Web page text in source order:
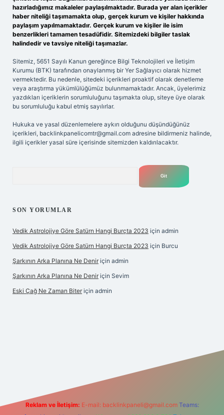
hazırladığımız makaleler paylaşılmaktadır. Burada yer alan içerikler
haber niteliği taşımamakta olup, gerçek kurum ve kişiler hakkında
paylaşım yapılmamaktadır. Gerçek kurum ve kişiler ile isim
benzerlikleri tamamen tesadüfidir. Sitemizdeki bilgiler taslak
halindedir ve tavsiye niteliği taşımazlar.
Sitemiz, 5651 Sayılı Kanun gereğince Bilgi Teknolojileri ve İletişim
Kurumu (BTK) tarafından onaylanmış bir Yer Sağlayıcı olarak hizmet
vermektedir. Bu nedenle, sitedeki içerikleri proaktif olarak denetleme
veya araştırma yükümlülüğümüz bulunmamaktadır. Ancak, üyelerimiz
yazdıkları içeriklerin sorumluluğunu taşımakta olup, siteye üye olarak
bu sorumluluğu kabul etmiş sayılırlar.
Hukuka ve yasal düzenlemelere aykırı olduğunu düşündüğünüz
içerikleri, backlinkpanelicomtr@gmail.com adresine bildirmeniz halinde,
ilgili içerikler yasal süre içerisinde sitemizden kaldırılacaktır.
SON YORUMLAR
Vedik Astrolojiye Göre Satürn Hangi Burçta 2023 için admin
Vedik Astrolojiye Göre Satürn Hangi Burçta 2023 için Burcu
Şarkının Arka Planına Ne Denir için admin
Şarkının Arka Planına Ne Denir için Sevim
Eski Çağ Ne Zaman Biter için admin
Reklam ve İletişim: E-mail: backlinkpaneli@gmail.com Teams: